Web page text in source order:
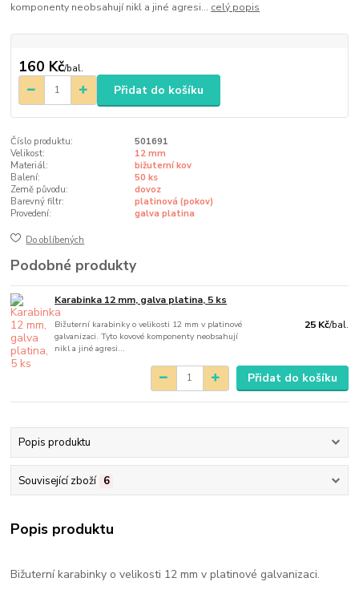
komponenty neobsahují nikl a jiné agresi... celý popis
160 Kč/bal.
Přidat do košíku
Číslo produktu:
501691
Velikost:
12 mm
Materiál:
bižuterní kov
Balení:
50 ks
Země původu:
dovoz
Barevný filtr:
platinová (pokov)
Provedení:
galva platina
Do oblíbených
Podobné produkty
Karabinka 12 mm, galva platina, 5 ks
Bižuterní karabinky o velikosti 12 mm v platinové
galvanizaci. Tyto kovové komponenty neobsahují
nikl a jiné agresi...
25 Kč/bal.
Přidat do košíku
Popis produktu
Související zboží 6
Popis produktu
Bižuterní karabinky o velikosti 12 mm v platinové galvanizaci.